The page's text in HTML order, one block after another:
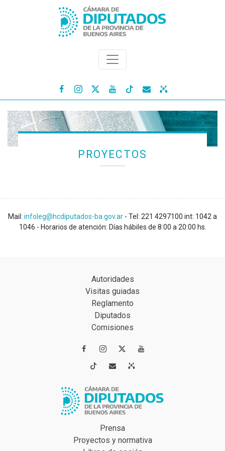
   
PROYECTOS
Mail: infoleg@hcdiputados-ba.gov.ar - Tel: 221 4297100 int: 1042 a
1046 - Horarios de atención: Días hábiles de 8:00 a 20:00 hs.
Autoridades
Visitas guiadas
Reglamento
Diputados
Comisiones
 
 
Prensa
Proyectos y normativa